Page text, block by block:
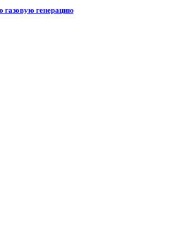
газовую генерацию